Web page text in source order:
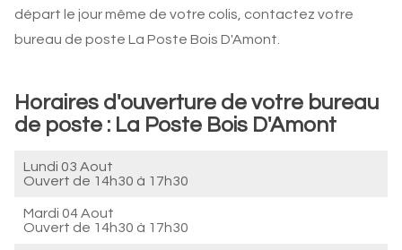
départ le jour même de votre colis, contactez votre
bureau de poste La Poste Bois D'Amont.
Horaires d'ouverture de votre bureau
de poste : La Poste Bois D'Amont
Lundi 03 Aout
Ouvert de 14h30 à 17h30
Mardi 04 Aout
Ouvert de 14h30 à 17h30